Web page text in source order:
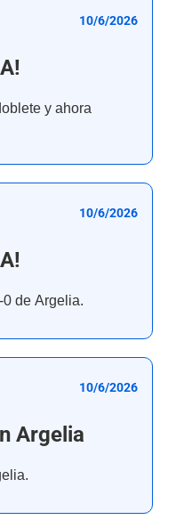
10/6/2026
y ahora
10/6/2026
de Argelia.
10/6/2026
Argelia